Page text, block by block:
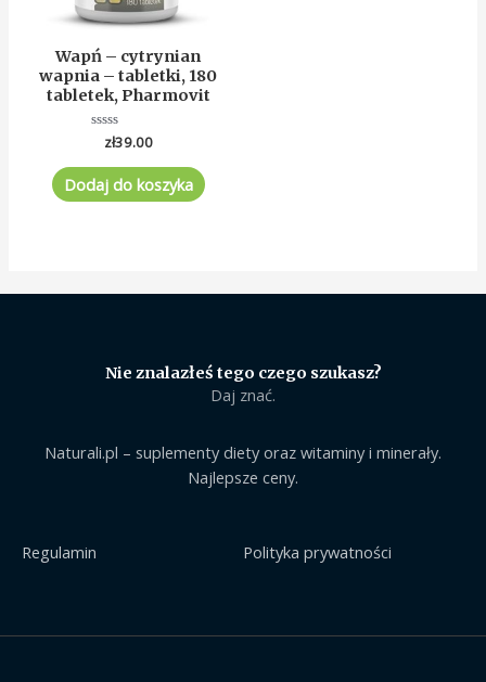
Wapń – cytrynian
wapnia – tabletki, 180
tabletek, Pharmovit
Oceniono
na
5
zł39.00
Dodaj do koszyka
Nie znalazłeś tego czego szukasz?
Daj znać.
Naturali.pl – suplementy diety oraz witaminy i minerały.
Najlepsze ceny.
Regulamin Polityka prywatności